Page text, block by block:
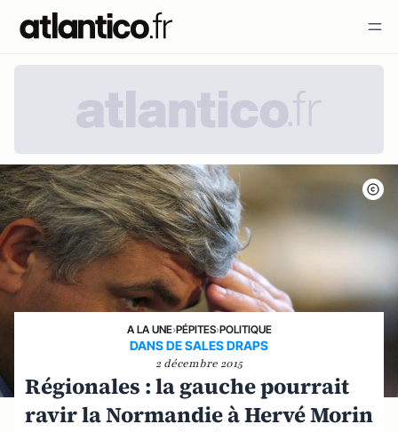
A LA UNE›PÉPITES›POLITIQUE
DANS DE SALES DRAPS
2 décembre 2015
Régionales : la gauche pourrait
ravir la Normandie à Hervé Morin